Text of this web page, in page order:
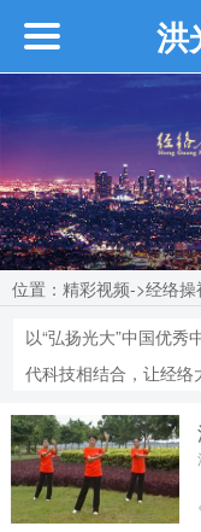
洪
企业介绍
┗━创始人介绍
┗━近期活动
┗━品牌故事
┗━品牌介绍
┗━品牌优势
位置： 精彩视频->经络操
以“弘扬光大”中国优
代科技相结合，让经